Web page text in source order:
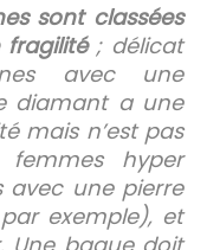
sont classées
fragilité ; délicat
avec une
diamant a une
mais n’est pas
femmes hyper
avec une pierre
exemple), et